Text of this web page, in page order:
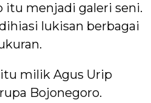
itu menjadi galeri seni.
lukisan berbagai
milik Agus Urip
Bojonegoro.